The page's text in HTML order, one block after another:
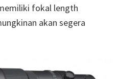
fokal length
akan segera